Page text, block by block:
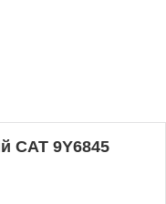
CAT 9Y6845